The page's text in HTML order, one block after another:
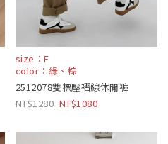
size：F
color：綠、棕
2512078雙標壓褶線休閒褲
1280
1080